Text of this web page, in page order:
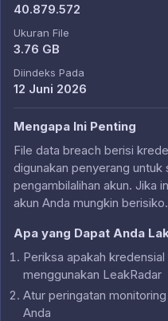
40.879.572
Ukuran File
3.76 GB
Diindeks Pada
12 Juni 2026
Mengapa Ini Penting
File data breach berisi
digunakan penyerang
pengambilalihan akun. Jika
akun Anda mungkin berisiko.
Apa yang Dapat Anda
Periksa apakah
menggunakan LeakRadar
Atur peringatan
Anda